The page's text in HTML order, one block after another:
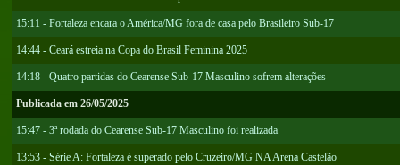
15:11 - Fortaleza encara o América/MG fora de casa pelo Brasileiro Sub-17
14:44 - Ceará estreia na Copa do Brasil Feminina 2025
14:18 - Quatro partidas do Cearense Sub-17 Masculino sofrem alterações
Publicada em 26/05/2025
15:47 - 3ª rodada do Cearense Sub-17 Masculino foi realizada
13:53 - Série A: Fortaleza é superado pelo Cruzeiro/MG NA Arena Castelão